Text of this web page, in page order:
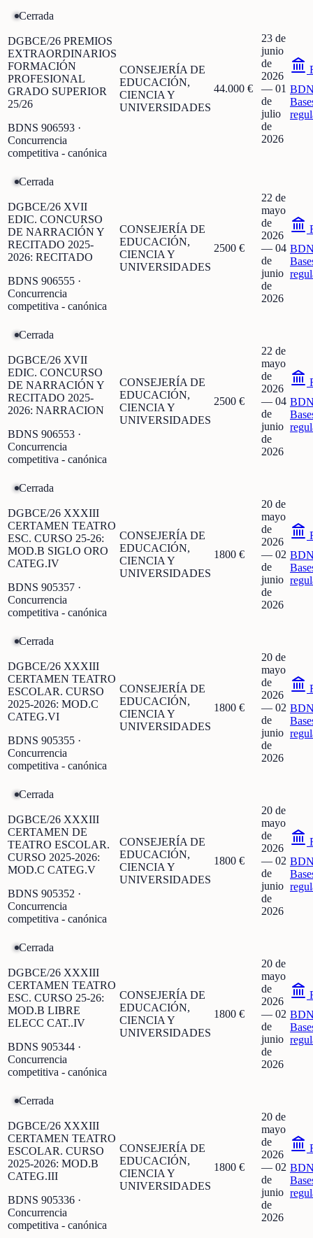
Cerrada
DGBCE/26 PREMIOS
EXTRAORDINARIOS
FORMACIÓN
PROFESIONAL
GRADO SUPERIOR
25/26
BDNS 906593 ·
Concurrencia
competitiva - canónica
CONSEJERÍA DE
EDUCACIÓN,
CIENCIA Y
UNIVERSIDADES
44.000 €
23 de
junio
de
2026
— 01
de
julio
de
2026
Cerrada
DGBCE/26 XVII
EDIC. CONCURSO
DE NARRACIÓN Y
RECITADO 2025-
2026: RECITADO
BDNS 906555 ·
Concurrencia
competitiva - canónica
CONSEJERÍA DE
EDUCACIÓN,
CIENCIA Y
UNIVERSIDADES
2500 €
22 de
mayo
de
2026
— 04
de
junio
de
2026
Cerrada
DGBCE/26 XVII
EDIC. CONCURSO
DE NARRACIÓN Y
RECITADO 2025-
2026: NARRACION
BDNS 906553 ·
Concurrencia
competitiva - canónica
CONSEJERÍA DE
EDUCACIÓN,
CIENCIA Y
UNIVERSIDADES
2500 €
22 de
mayo
de
2026
— 04
de
junio
de
2026
Cerrada
DGBCE/26 XXXIII
CERTAMEN TEATRO
ESC. CURSO 25-26:
MOD.B SIGLO ORO
CATEG.IV
BDNS 905357 ·
Concurrencia
competitiva - canónica
CONSEJERÍA DE
EDUCACIÓN,
CIENCIA Y
UNIVERSIDADES
1800 €
20 de
mayo
de
2026
— 02
de
junio
de
2026
Cerrada
DGBCE/26 XXXIII
CERTAMEN TEATRO
ESCOLAR. CURSO
2025-2026: MOD.C
CATEG.VI
BDNS 905355 ·
Concurrencia
competitiva - canónica
CONSEJERÍA DE
EDUCACIÓN,
CIENCIA Y
UNIVERSIDADES
1800 €
20 de
mayo
de
2026
— 02
de
junio
de
2026
Cerrada
DGBCE/26 XXXIII
CERTAMEN DE
TEATRO ESCOLAR.
CURSO 2025-2026:
MOD.C CATEG.V
BDNS 905352 ·
Concurrencia
competitiva - canónica
CONSEJERÍA DE
EDUCACIÓN,
CIENCIA Y
UNIVERSIDADES
1800 €
20 de
mayo
de
2026
— 02
de
junio
de
2026
Cerrada
DGBCE/26 XXXIII
CERTAMEN TEATRO
ESC. CURSO 25-26:
MOD.B LIBRE
ELECC CAT..IV
BDNS 905344 ·
Concurrencia
competitiva - canónica
CONSEJERÍA DE
EDUCACIÓN,
CIENCIA Y
UNIVERSIDADES
1800 €
20 de
mayo
de
2026
— 02
de
junio
de
2026
Cerrada
DGBCE/26 XXXIII
CERTAMEN TEATRO
ESCOLAR. CURSO
2025-2026: MOD.B
CATEG.III
BDNS 905336 ·
Concurrencia
competitiva - canónica
CONSEJERÍA DE
EDUCACIÓN,
CIENCIA Y
UNIVERSIDADES
1800 €
20 de
mayo
de
2026
— 02
de
junio
de
2026